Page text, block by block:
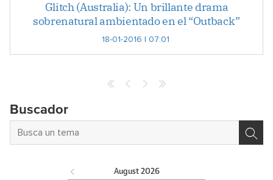
Glitch (Australia): Un brillante drama
sobrenatural ambientado en el “Outback”
18-01-2016 | 07:01
Buscador
August 2026